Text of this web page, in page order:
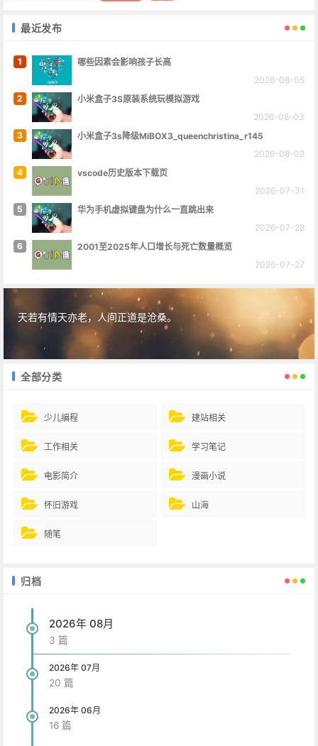
最近发布
1
哪些因素会影响孩子长高
2026-08-05
2
小米盒子3S原装系统玩模拟游戏
2026-08-03
3
小米盒子3s降级MiBOX3_queenchristina_r145
2026-08-02
4
vscode历史版本下载页
2026-07-31
5
华为手机虚拟键盘为什么一直跳出来
2026-07-28
6
2001至2025年人口增长与死亡数量概览
2026-07-27
天若有情天亦老，人间正道是沧桑。
全部分类
少儿编程 建站相关
工作相关 学习笔记
电影简介 漫画小说
怀旧游戏 山海
随笔
归档
2026年 08月
3 篇
2026年 07月
20 篇
2026年 06月
16 篇